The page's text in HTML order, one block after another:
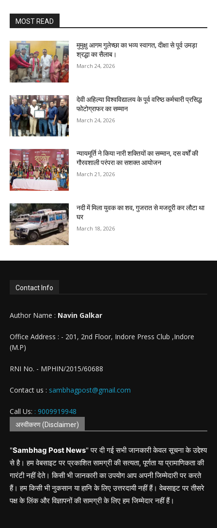
MOST READ
मुमुक्षु आगम गुलेच्छा का भव्य स्वागत, दीक्षा से पूर्व उमड़ा
श्रद्धा का सैलाब।
March 24, 2026
देवी अहिल्या विश्वविद्यालय के पूर्व वरिष्ठ कर्मचारी प्रसिद्ध
फोटोग्राफर का सम्मान
March 24, 2026
न्यायमूर्ति ने किया नारी शक्तियों का सम्मान, दस वर्षों की
गौरवशाली परंपरा का सशक्त आयोजन
March 21, 2026
नदी में मिला युवक का शव, गुजरात से मजदूरी कर लौटा था
घर
March 18, 2026
Contact Info
Author Name : Navin Galkar
Office Address : - 201, 2nd Floor, Indore Press Club ,Indore
(M.P)
RNI No. - MPHIN/2015/60688
Contact us : sambhagpost@gmail.com
Call Us: : 9009919948
अस्वीकरण (Disclaimer)
"Sambhag Post News" पर दी गई सभी जानकारी केवल सूचना के उद्देश्य
से है। हम वेबसाइट पर प्रकाशित सामग्री की सत्यता, पूर्णता या प्रामाणिकता की
गारंटी नहीं देते। किसी भी जानकारी का उपयोग आप अपनी जिम्मेदारी पर करते
हैं। हम किसी भी नुकसान या हानि के लिए उत्तरदायी नहीं हैं। वेबसाइट पर तीसरे
पक्ष के लिंक और विज्ञापनों की सामग्री के लिए हम जिम्मेदार नहीं हैं।